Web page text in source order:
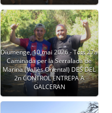
Diumenge, 10 mai 2026 - Tots 27a
Caminada per la Serralada de
Marina (Vallès Oriental) DES DEL
2n CONTROL ENTREPA A
GALCERAN